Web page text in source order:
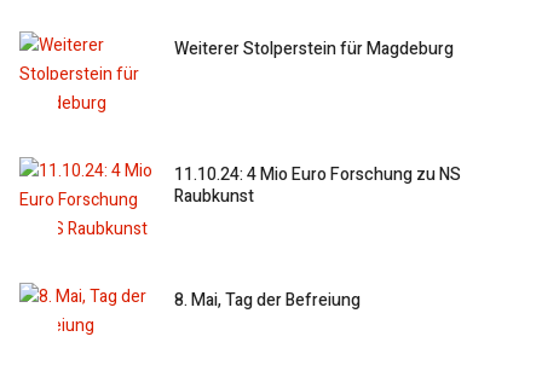
Weiterer Stolperstein für Magdeburg
11.10.24: 4 Mio Euro Forschung zu NS
Raubkunst
8. Mai, Tag der Befreiung